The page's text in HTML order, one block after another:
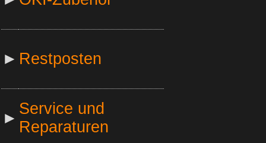
► Restposten
►
Service und
Reparaturen